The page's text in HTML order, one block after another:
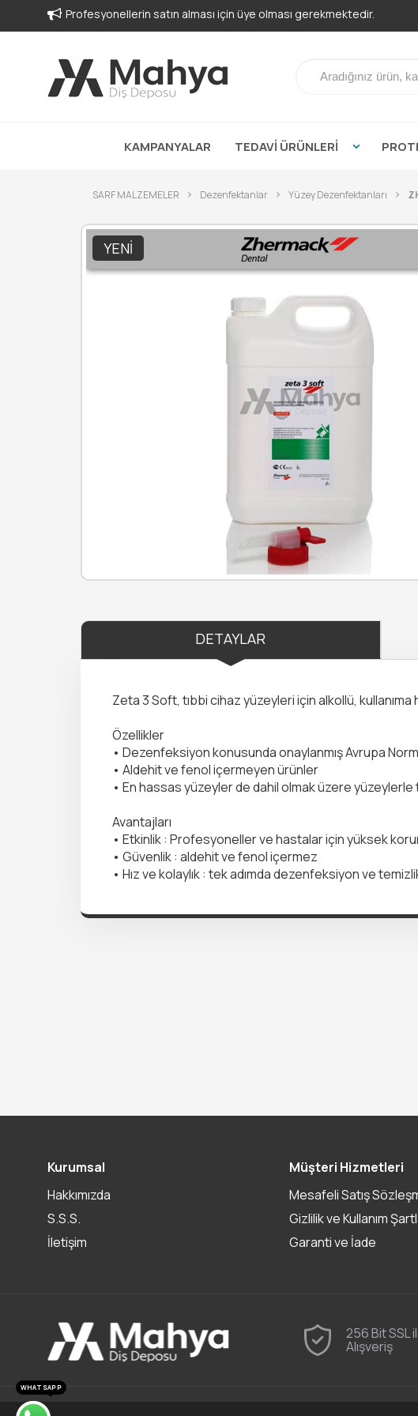
Profesyonellerin satın alması için üye olması gerekmektedir.
KAMPANYALAR TEDAVİ ÜRÜNLERİ
SARF MALZEMELER Dezenfektanlar Yüzey Dezenfektanları
YENI
DETAYLAR
Zeta 3 Soft, tıbbi cihaz yüzeyleri için alkollü,
Özellikler
• Dezenfeksiyon konusunda onaylanmış Avrupa
• Aldehit ve fenol içermeyen ürünler
• En hassas yüzeyler de dahil olmak üzere
Avantajları
• Etkinlik : Profesyoneller ve hastalar için yüksek
• Güvenlik : aldehit ve fenol içermez
• Hız ve kolaylık : tek adımda dezenfeksiyon ve
Kurumsal
Hakkımızda
S.S.S.
İletişim
Müşteri Hizmetleri
Mesafeli Satış
Gizlilik ve Kullanım
Garanti ve İade
256 Bit SSL
Alışveriş
WHATSAPP